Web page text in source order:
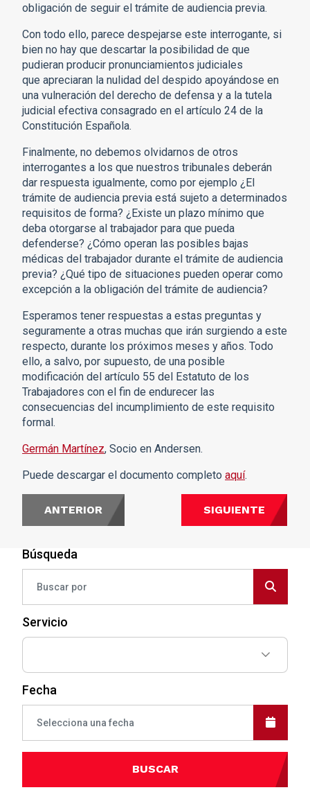
Búsqueda
Servicio
Fecha
BUSCAR
obligación de seguir el trámite de audiencia previa.
Con todo ello, parece despejarse este interrogante, si
bien no hay que descartar la posibilidad de que
pudieran producir pronunciamientos judiciales
que apreciaran la nulidad del despido apoyándose en
una vulneración del derecho de defensa y a la tutela
judicial efectiva consagrado en el artículo 24 de la
Constitución Española.
Finalmente, no debemos olvidarnos de otros
interrogantes a los que nuestros tribunales deberán
dar respuesta igualmente, como por ejemplo ¿El
trámite de audiencia previa está sujeto a determinados
requisitos de forma? ¿Existe un plazo mínimo que
deba otorgarse al trabajador para que pueda
defenderse? ¿Cómo operan las posibles bajas
médicas del trabajador durante el trámite de audiencia
previa? ¿Qué tipo de situaciones pueden operar como
excepción a la obligación del trámite de audiencia?
Esperamos tener respuestas a estas preguntas y
seguramente a otras muchas que irán surgiendo a este
respecto, durante los próximos meses y años. Todo
ello, a salvo, por supuesto, de una posible
modificación del artículo 55 del Estatuto de los
Trabajadores con el fin de endurecer las
consecuencias del incumplimiento de este requisito
formal.
Germán Martínez, Socio en Andersen.
Puede descargar el documento completo aquí.
ANTERIOR SIGUIENTE